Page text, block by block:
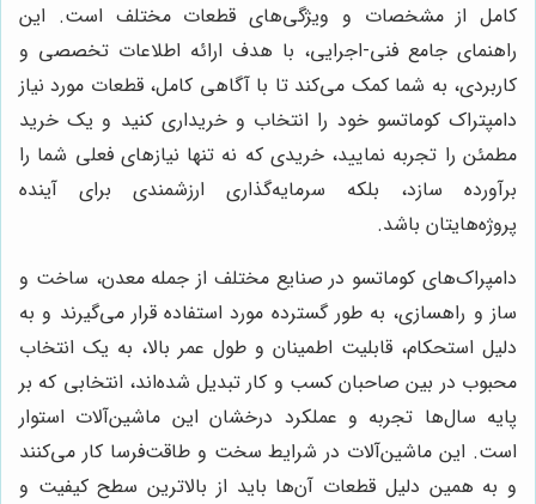
کامل از مشخصات و ویژگی‌های قطعات مختلف است. این
راهنمای جامع فنی-اجرایی، با هدف ارائه اطلاعات تخصصی و
کاربردی، به شما کمک می‌کند تا با آگاهی کامل، قطعات مورد نیاز
دامپتراک کوماتسو خود را انتخاب و خریداری کنید و یک خرید
مطمئن را تجربه نمایید، خریدی که نه تنها نیازهای فعلی شما را
برآورده سازد، بلکه سرمایه‌گذاری ارزشمندی برای آینده
پروژه‌هایتان باشد.
دامپراک‌های کوماتسو در صنایع مختلف از جمله معدن، ساخت و
ساز و راهسازی، به طور گسترده مورد استفاده قرار می‌گیرند و به
دلیل استحکام، قابلیت اطمینان و طول عمر بالا، به یک انتخاب
محبوب در بین صاحبان کسب و کار تبدیل شده‌اند، انتخابی که بر
پایه سال‌ها تجربه و عملکرد درخشان این ماشین‌آلات استوار
است. این ماشین‌آلات در شرایط سخت و طاقت‌فرسا کار می‌کنند
و به همین دلیل قطعات آن‌ها باید از بالاترین سطح کیفیت و